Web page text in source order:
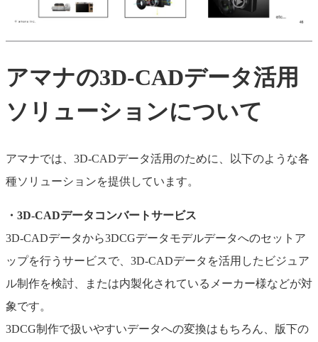
アマナの3D-CADデータ活用
ソリューションについて
アマナでは、3D-CADデータ活用のために、以下のような各
種ソリューションを提供しています。
・3D-CADデータコンバートサービス
3D-CADデータから3DCGデータモデルデータへのセットア
ップを行うサービスで、3D-CADデータを活用したビジュア
ル制作を検討、または内製化されているメーカー様などが対
象です。
3DCG制作で扱いやすいデータへの変換はもちろん、版下の